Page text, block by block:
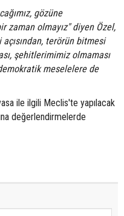
gözüne
zaman olmayız" diyen Özel,
terörün bitmesi
şehitlerimimiz olmaması
meselelere de
ile ilgili Meclis'te yapılacak
değerlendirmelerde